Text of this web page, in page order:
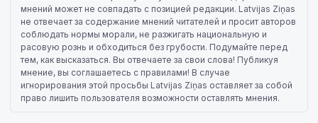
мнений может не совпадать с позицией редакции. Latvijas Ziņas
не отвечает за содержание мнений читателей и просит авторов
соблюдать нормы морали, не разжигать национальную и
расовую рознь и обходиться без грубости. Подумайте перед
тем, как высказаться. Вы отвечаете за свои слова! Публикуя
мнение, вы соглашаетесь с правилами! В случае
игнорирования этой просьбы Latvijas Ziņas оставляет за собой
право лишить пользователя возможности оставлять мнения.